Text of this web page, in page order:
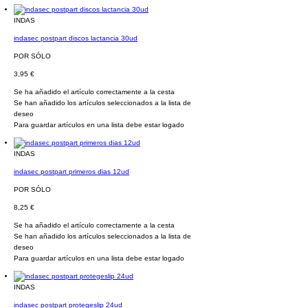
INDAS
indasec postpart discos lactancia 30ud
POR SÓLO
3,95 €
Se ha añadido el artículo correctamente a la cesta
Se han añadido los artículos seleccionados a la lista de
deseo
Para guardar artículos en una lista debe estar logado
INDAS
indasec postpart primeros dias 12ud
POR SÓLO
8,25 €
Se ha añadido el artículo correctamente a la cesta
Se han añadido los artículos seleccionados a la lista de
deseo
Para guardar artículos en una lista debe estar logado
INDAS
indasec postpart protegeslip 24ud